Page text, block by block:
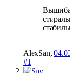
AlexSan,
#1